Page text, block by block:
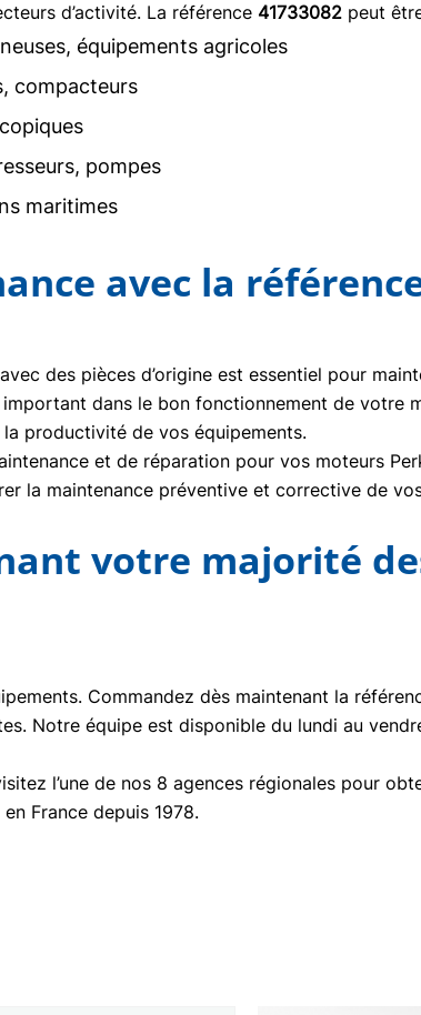
d’activité. La référence 41733082 peut
équipements agricoles
compacteurs
pompes
maritimes
avec la
des pièces d’origine est essentiel pour
dans le bon fonctionnement de votre
productivité de vos équipements.
et de réparation pour vos moteurs
la maintenance préventive et corrective de
votre majorité
Commandez dès maintenant la
Notre équipe est disponible du lundi au
l’une de nos 8 agences régionales pour
France depuis 1978.